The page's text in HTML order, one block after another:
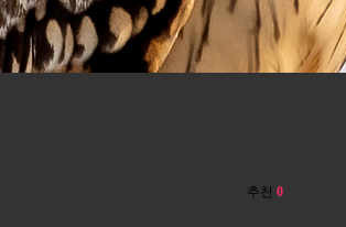
추천 0